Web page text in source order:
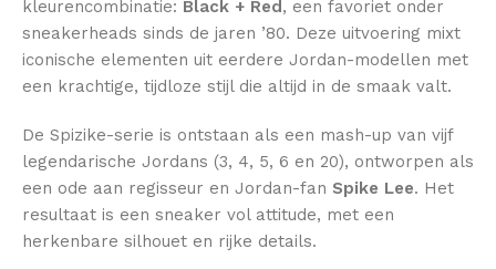
kleurencombinatie: Black + Red, een favoriet onder
sneakerheads sinds de jaren ’80. Deze uitvoering mixt
iconische elementen uit eerdere Jordan-modellen met
een krachtige, tijdloze stijl die altijd in de smaak valt.
De Spizike-serie is ontstaan als een mash-up van vijf
legendarische Jordans (3, 4, 5, 6 en 20), ontworpen als
een ode aan regisseur en Jordan-fan Spike Lee. Het
resultaat is een sneaker vol attitude, met een
herkenbare silhouet en rijke details.